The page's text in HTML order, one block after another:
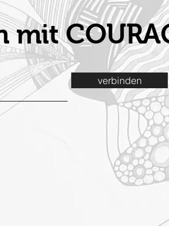
verbinden